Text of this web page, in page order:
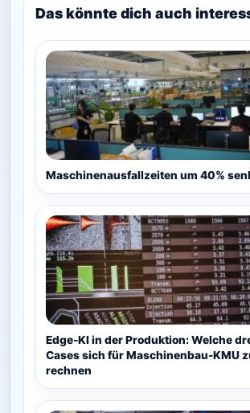
Das könnte dich auch
Maschinenausfallzeiten um 40%
Edge-KI in der Produktion: Welche
Cases sich für Maschinenbau-KMU
rechnen